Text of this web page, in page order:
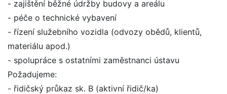
- zajištění běžné údržby budovy a areálu
- péče o technické vybavení
- řízení služebního vozidla (odvozy obědů, klientů,
materiálu apod.)
- spolupráce s ostatními zaměstnanci ústavu
Požadujeme:
- řidičský průkaz sk. B (aktivní řidič/ka)